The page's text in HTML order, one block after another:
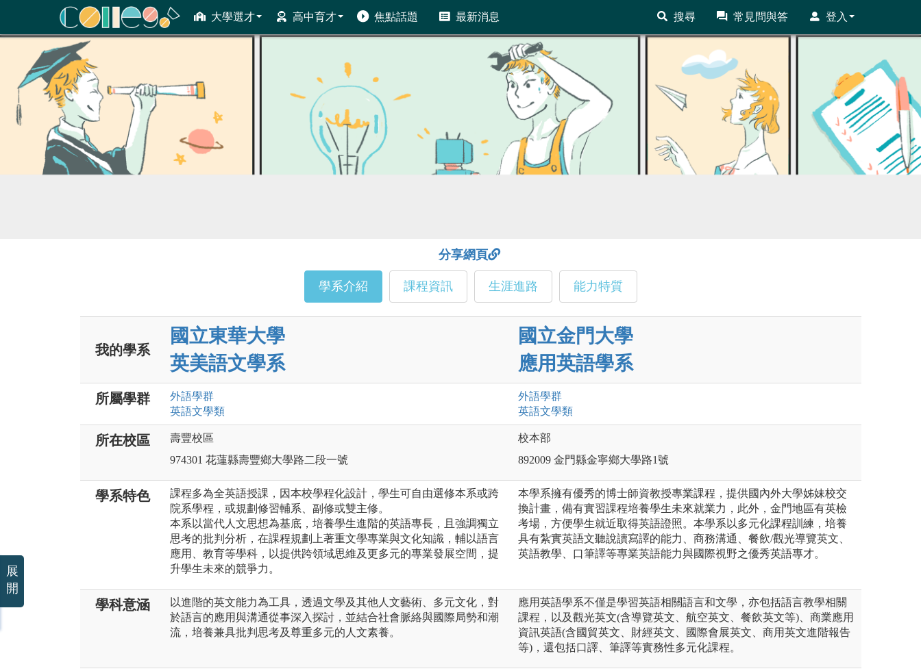
大學選才 高中育才 焦點話題 最新消息 搜尋 常見問與答 登入
分享網頁
學系介紹 課程資訊 生涯進路 能力特質
我的學系
國立東華大學
英美語文學系
國立金門大學
應用英語學系
所屬學群 外語學群
英語文學類
外語學群
英語文學類
所在校區
壽豐校區
974301 花蓮縣壽豐鄉大學路二段一號
校本部
892009 金門縣金寧鄉大學路1號
學系特色
課程多為全英語授課，因本校學程化設計，學生可自由選修本系或跨
院系學程，或規劃修習輔系、副修或雙主修。
本系以當代人文思想為基底，培養學生進階的英語專長，且強調獨立
思考的批判分析，在課程規劃上著重文學專業與文化知識，輔以語言
應用、教育等學科，以提供跨領域思維及更多元的專業發展空間，提
升學生未來的競爭力。
本學系擁有優秀的博士師資教授專業課程，提供國內外大學姊妹校交
換計畫，備有實習課程培養學生未來就業力，此外，金門地區有英檢
考場，方便學生就近取得英語證照。本學系以多元化課程訓練，培養
具有紮實英語文聽說讀寫譯的能力、商務溝通、餐飲/觀光導覽英文、
英語教學、口筆譯等專業英語能力與國際視野之優秀英語專才。
學科意涵
以進階的英文能力為工具，透過文學及其他人文藝術、多元文化，對
於語言的應用與溝通從事深入探討，並結合社會脈絡與國際局勢和潮
流，培養兼具批判思考及尊重多元的人文素養。
應用英語學系不僅是學習英語相關語言和文學，亦包括語言教學相關
課程，以及觀光英文(含導覽英文、航空英文、餐飲英文等)、商業應用
資訊英語(含國貿英文、財經英文、國際會展英文、商用英文進階報告
等)，還包括口譯、筆譯等實務性多元化課程。
展
開